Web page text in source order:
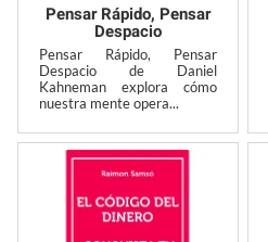
Pensar Rápido, Pensar
Despacio
Pensar Rápido, Pensar
Despacio de Daniel
Kahneman explora cómo
nuestra mente opera...